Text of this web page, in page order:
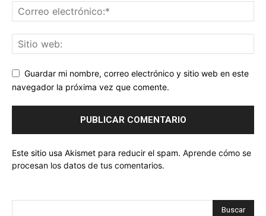
Guardar mi nombre, correo electrónico y sitio web en este
navegador la próxima vez que comente.
Este sitio usa Akismet para reducir el spam. Aprende cómo se
procesan los datos de tus comentarios.